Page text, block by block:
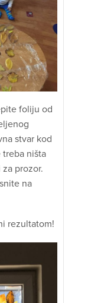
foliju od
stvar kod
treba ništa
prozor.
na
rezultatom!